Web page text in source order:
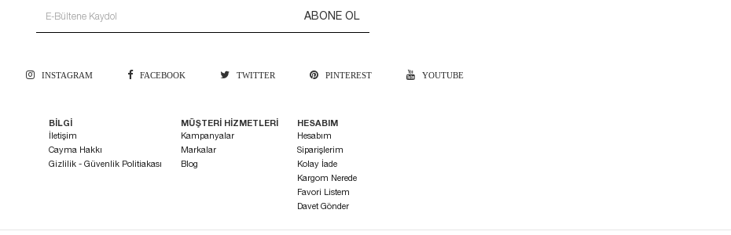
ABONE OL
INSTAGRAM FACEBOOK TWITTER PINTEREST YOUTUBE
BİLGİ
İletişim
Cayma Hakkı
Gizlilik - Güvenlik Politiakası
MÜŞTERİ HİZMETLERİ
Kampanyalar
Markalar
Blog
HESABIM
Hesabım
Siparişlerim
Kolay İade
Kargom Nerede
Favori Listem
Davet Gönder